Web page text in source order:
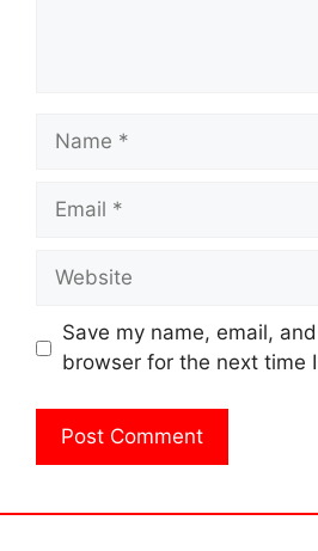
Name
Email
Website
Save my name, email,
browser for the next time